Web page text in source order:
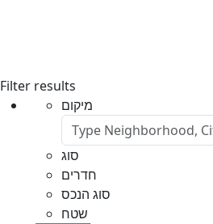
Filter results
מיקום
סוג
חדרים
סוג הנכס
שטח